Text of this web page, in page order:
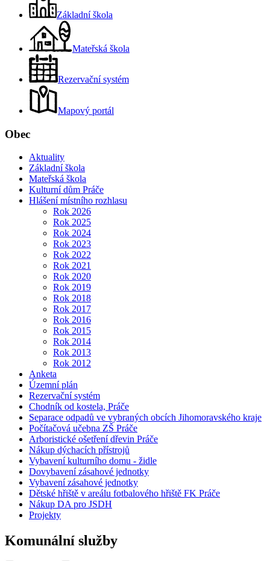
Základní škola
Mateřská škola
Rezervační systém
Mapový portál
Obec
Aktuality
Základní škola
Mateřská škola
Kulturní dům Práče
Hlášení místního rozhlasu
Rok 2026
Rok 2025
Rok 2024
Rok 2023
Rok 2022
Rok 2021
Rok 2020
Rok 2019
Rok 2018
Rok 2017
Rok 2016
Rok 2015
Rok 2014
Rok 2013
Rok 2012
Anketa
Územní plán
Rezervační systém
Chodník od kostela, Práče
Separace odpadů ve vybraných obcích Jihomoravského kraje
Počítačová učebna ZŠ Práče
Arboristické ošetření dřevin Práče
Nákup dýchacích přístrojů
Vybavení kulturního domu - židle
Dovybavení zásahové jednotky
Vybavení zásahové jednotky
Dětské hřiště v areálu fotbalového hřiště FK Práče
Nákup DA pro JSDH
Projekty
Komunální služby